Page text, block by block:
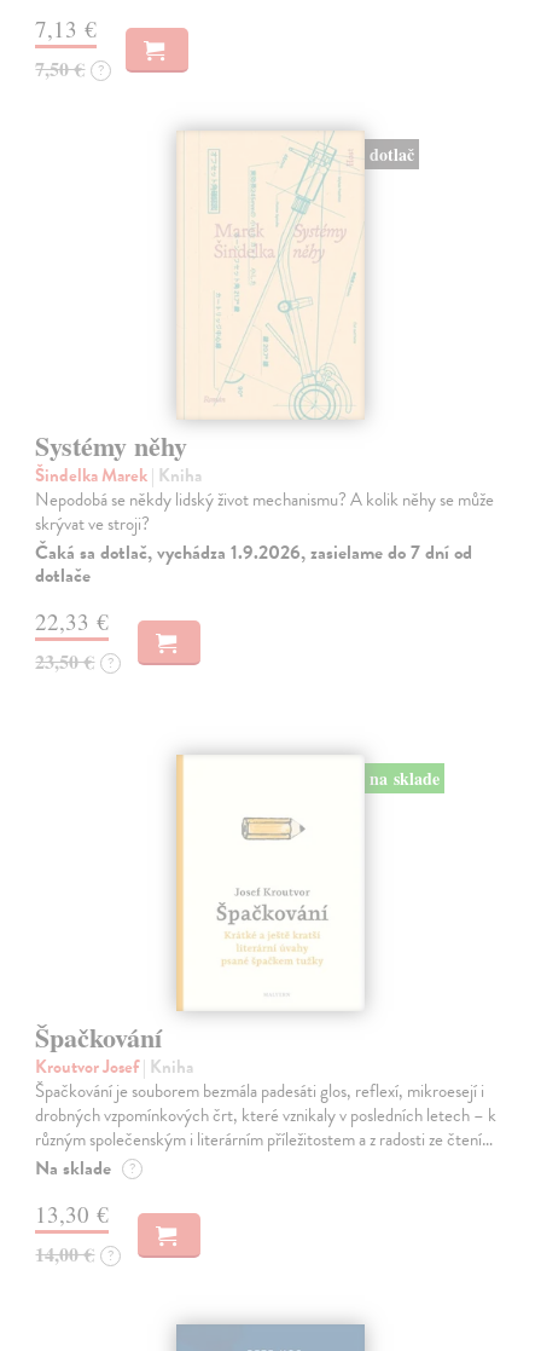
7,13 €
7,50 € ?
dotlač
Systémy něhy
Šindelka Marek| Kniha
Nepodobá se někdy lidský život mechanismu? A kolik něhy se může
skrývat ve stroji?
Čaká sa dotlač, vychádza 1.9.2026, zasielame do 7 dní od
dotlače
22,33 €
23,50 € ?
na sklade
Špačkování
Kroutvor Josef| Kniha
Špačkování je souborem bezmála padesáti glos, reflexí, mikroesejí i
drobných vzpomínkových črt, které vznikaly v posledních letech – k
různým společenským i literárním příležitostem a z radosti ze čtení…
Na sklade ?
13,30 €
14,00 € ?